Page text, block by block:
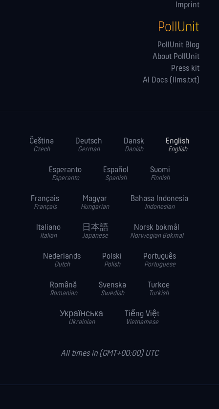
Imprint
PollUnit
PollUnit Blog
About PollUnit
Press kit
AI Docs (llms.txt)
Čeština
Czech
Deutsch
German
Dansk
Danish
English
English
Esperanto
Esperanto
Español
Spanish
Suomi
Finnish
Français
Français
Magyar
Hungarian
Bahasa Indonesia
Indonesian
Italiano
Italian
日本語
Japanese
Norsk bokmål
Norwegian Bokmal
Nederlands
Dutch
Polski
Polish
Português
Portuguese
Română
Romanian
Svenska
Swedish
Turkce
Turkish
Українська
Ukrainian
Tiếng Việt
Vietnamese
All times in (GMT+00:00) UTC